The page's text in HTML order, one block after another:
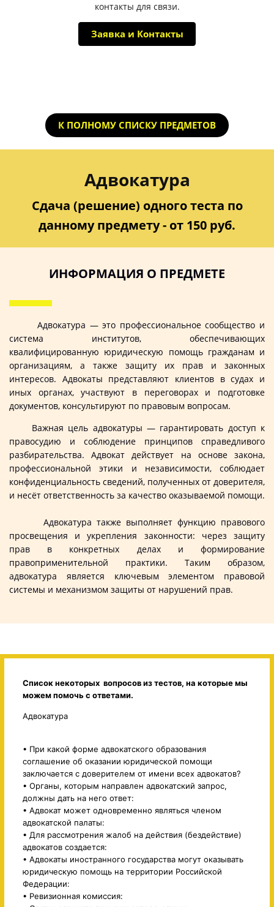
контакты для связи.
Заявка и Контакты
К ПОЛНОМУ СПИСКУ ПРЕДМЕТОВ
Адвокатура
Сдача (решение) одного теста по
данному предмету - от 150 руб.
ИНФОРМАЦИЯ О ПРЕДМЕТЕ
Адвокатура — это профессиональное сообщество и
система институтов, обеспечивающих
квалифицированную юридическую помощь гражданам и
организациям, а также защиту их прав и законных
интересов. Адвокаты представляют клиентов в судах и
иных органах, участвуют в переговорах и подготовке
документов, консультируют по правовым вопросам.
Важная цель адвокатуры — гарантировать доступ к
правосудию и соблюдение принципов справедливого
разбирательства. Адвокат действует на основе закона,
профессиональной этики и независимости, соблюдает
конфиденциальность сведений, полученных от доверителя,
и несёт ответственность за качество оказываемой помощи.
Адвокатура также выполняет функцию правового
просвещения и укрепления законности: через защиту
прав в конкретных делах и формирование
правоприменительной практики. Таким образом,
адвокатура является ключевым элементом правовой
системы и механизмом защиты от нарушений прав.
Список некоторых вопросов из тестов, на которые мы
можем помочь с ответами.
Адвокатура
• При какой форме адвокатского образования
соглашение об оказании юридической помощи
заключается с доверителем от имени всех адвокатов?
• Органы, которым направлен адвокатский запрос,
должны дать на него ответ:
• Адвокат может одновременно являться членом
адвокатской палаты:
• Для рассмотрения жалоб на действия (бездействие)
адвокатов создается:
• Адвокаты иностранного государства могут оказывать
юридическую помощь на территории Российской
Федерации:
• Ревизионная комиссия: